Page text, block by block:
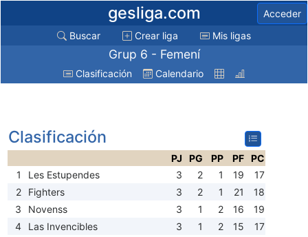
gesliga.com
Acceder
Buscar
Crear liga Mis ligas
Grup 6 - Femení
Clasificación Calendario
Clasificación
PJ PG PP PF PC
1
Les Estupendes 3 2 1 19
17
2
Fighters 3 2 1 21
18
3
Novenss 3 1 2 16
19
4
Las Invencibles 3 1 2 15 17